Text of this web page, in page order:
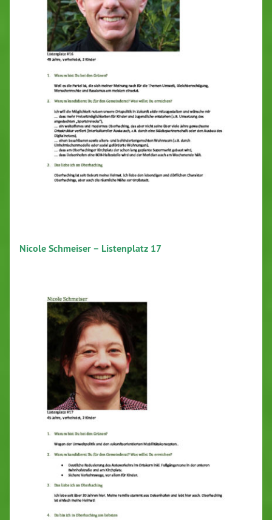
Nicole Schmeiser – Listenplatz 17